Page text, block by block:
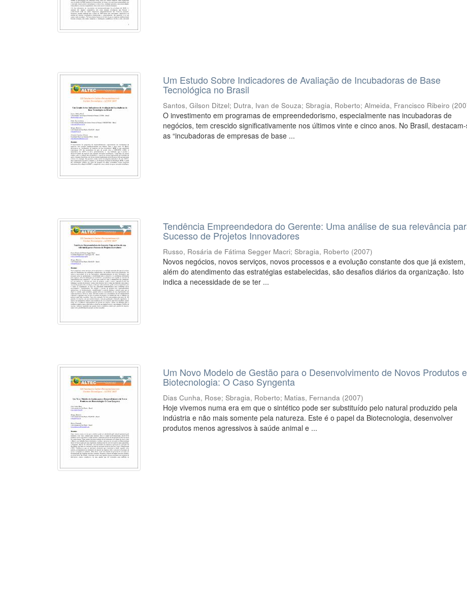
Um Estudo Sobre Indicadores de Avaliação de Incubadoras de Base
Tecnológica no Brasil
Santos, Gilson Ditzel; Dutra, Ivan de Souza;Sbragia, Roberto;Almeida, Francisco Ribeiro (
O investimento em programas de empreendedorismo, especialmente nas incubadoras de
negócios, tem crescido significativamente nos últimos vinte e cinco anos. No Brasil,
as “incubadoras de empresas de base ...
Tendência Empreendedora do Gerente: Uma análise de sua relevância
Sucesso de Projetos Innovadores
Russo, Rosária de Fátima Segger Macri;Sbragia, Roberto (2007)
Novos negócios, novos serviços, novos processos e a evolução constante dos que já existem,
além do atendimento das estratégias estabelecidas, são desafios diários da organização. Isto
indica a necessidade de se ter ...
Um Novo Modelo de Gestão para o Desenvolvimento de Novos Produtos
Biotecnologia: O Caso Syngenta
Dias Cunha, Rose;Sbragia, Roberto; Matias, Fernanda (2007)
Hoje vivemos numa era em que o sintético pode ser substituído pelo natural produzido pela
indústria e não mais somente pela natureza. Este é o papel da Biotecnologia, desenvolver
produtos menos agressivos à saúde animal e ...